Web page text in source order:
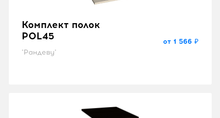
Комплект полок
POL45
"Рандеву"
от 1 566 ₽